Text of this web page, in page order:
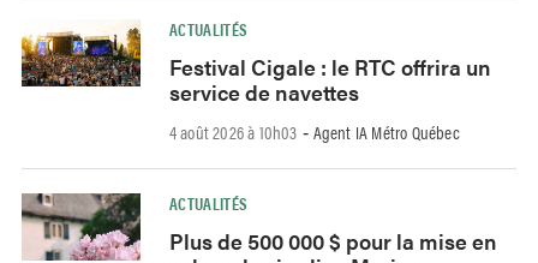
ACTUALITÉS
Festival Cigale : le RTC offrira un
service de navettes
4 août 2026 à 10h03 - Agent IA Métro Québec
ACTUALITÉS
Plus de 500 000 $ pour la mise en